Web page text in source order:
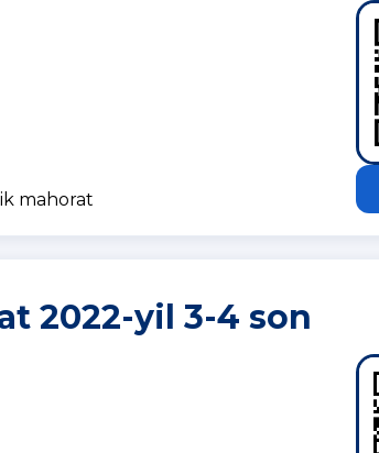
mahorat
2022-yil 3-4 son